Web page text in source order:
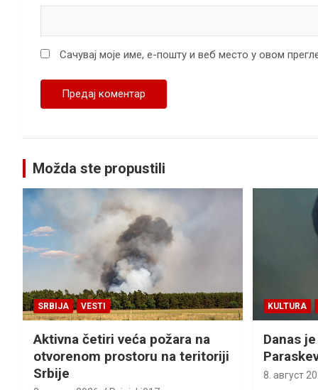
Сачувај моје име, е-пошту и веб место у овом
Možda ste propustili
SRBIJA VESTI
Aktivna četiri veća požara na
otvorenom prostoru na teritoriji
Srbije
KULTURA
Danas
8. август